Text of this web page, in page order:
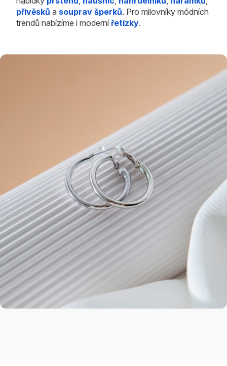
přívěsků a souprav šperků. Pro milovníky módních
trendů nabízíme i modernířetízky.